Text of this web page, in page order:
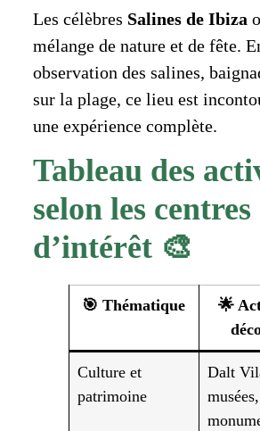
Les célèbres Salines de Ibiza
mélange de nature et de fête.
observation des salines,
sur la plage, ce lieu est
une expérience complète.
Tableau des
selon les centres
d’intérêt 🎨
🎯 Thématique
🌟
Culture et
patrimoine
Dalt
musées,